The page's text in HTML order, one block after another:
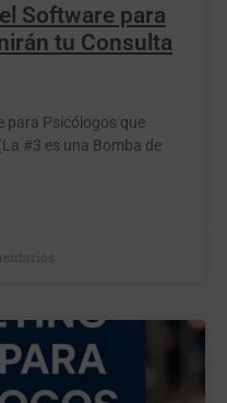
Software para
tu Consulta
para Psicólogos que
#3 es una Bomba de